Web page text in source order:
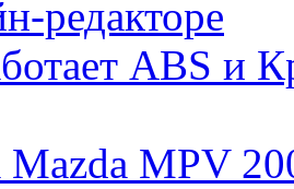
редакторе
ABS и
Mazda MPV